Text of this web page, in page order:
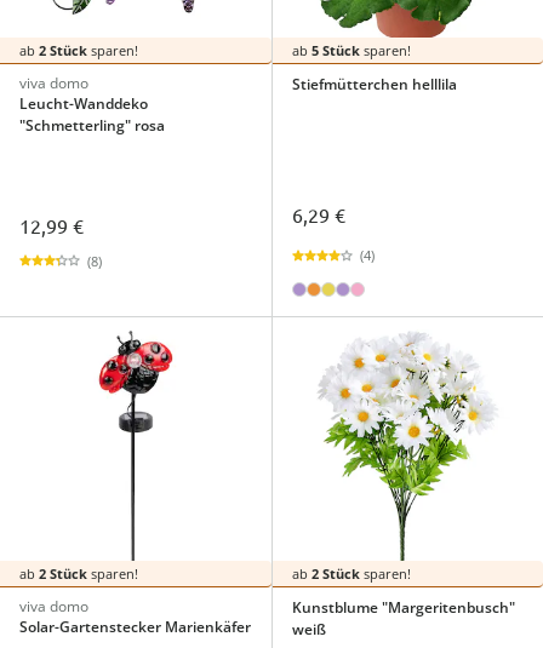
ab 2 Stück sparen!
viva domo
Leucht-Wanddeko
"Schmetterling" rosa
12,99 €
(8)
ab 5 Stücksparen!
Stiefmütterchen helllila
6,29 €
(4)
ab 2 Stück sparen!
viva domo
Solar-Gartenstecker Marienkäfer
ab 2 Stücksparen!
Kunstblume "Margeritenbusch"
weiß